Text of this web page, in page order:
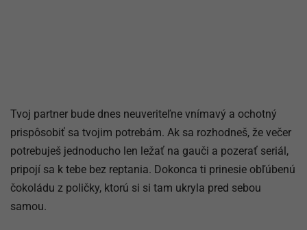
Tvoj partner bude dnes neuveriteľne vnímavý a ochotný
prispôsobiť sa tvojim potrebám. Ak sa rozhodneš, že večer
potrebuješ jednoducho len ležať na gauči a pozerať seriál,
pripojí sa k tebe bez reptania. Dokonca ti prinesie obľúbenú
čokoládu z poličky, ktorú si si tam ukryla pred sebou
samou.